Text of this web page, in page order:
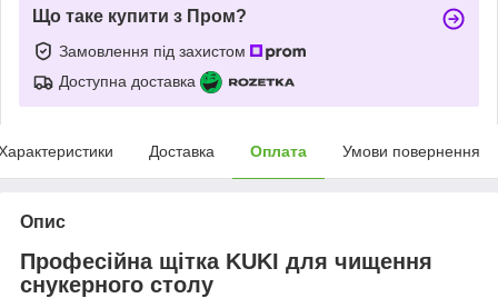
Що таке купити з Пром?
Замовлення під захистом
Доступна доставка
Доставка Оплата Умови повернення
Опис
Професійна щітка KUKI для чищення
снукерного столу